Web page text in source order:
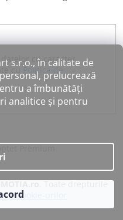
s.r.o., în calitate de
prelucrează
a îmbunătăți
analitice și pentru
cu caracter
cu Politica de
cookie-urilor